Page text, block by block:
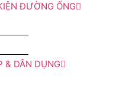
ĐƯỜNG ỐNG
& DÂN DỤNG